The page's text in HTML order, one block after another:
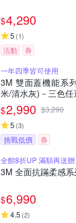
$4,290
5 (1)
活動
券
一年四季皆可使用
3M 雙面蓋機能系
米/清水灰)－三色任
$2,990 $3,290
5 (3)
挑戰低價
券
全館8折UP 滿額再送贈
3M 全面抗蹣柔感
$6,990
4.5 (2)